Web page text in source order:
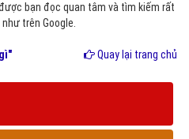
bạn đọc quan tâm và tìm kiếm rất
trên Google.
Quay lại trang chủ